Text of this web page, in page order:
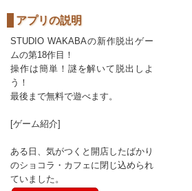
アプリの説明
STUDIO WAKABAの新作脱出ゲー
ムの第18作目！
操作は簡単！謎を解いて脱出しよ
う！
最後まで無料で遊べます。
[ゲーム紹介]
ある日、気がつくと開店したばかり
のショコラ・カフェに閉じ込められ
ていました。